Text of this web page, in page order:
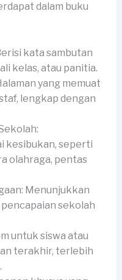
dalam buku
kata sambutan
kelas, atau panitia.
yang memuat
lengkap dengan
kesibukan, seperti
olahraga, pentas
Menunjukkan
sekolah
untuk siswa atau
terakhir, terlebih